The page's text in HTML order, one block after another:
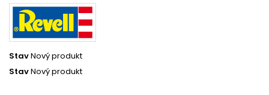
StavNový produkt
StavNový produkt